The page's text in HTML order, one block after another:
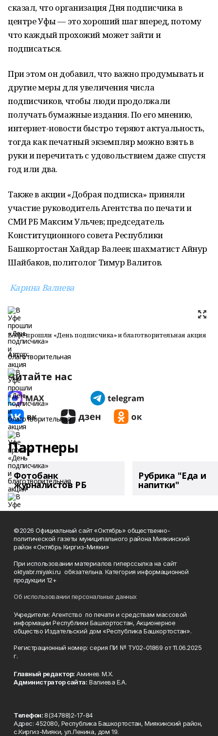
сказал, что организация Дня подписчика в
центре Уфы — это хороший шаг вперед, потому
что каждый прохожий может зайти и
подписаться.
При этом он добавил, что важно продумывать и
другие меры для увеличения числа
подписчиков, чтобы люди продолжали
получать бумажные издания. По его мнению,
интернет-новости быстро теряют актуальность,
тогда как печатный экземпляр можно взять в
руки и перечитать с удовольствием даже спустя
год или два.
Также в акции «Добрая подписка» приняли
участие руководитель Агентства по печати и
СМИ РБ Максим Ульчев; председатель
Конституционного совета Республики
Башкортостан Хайдар Валеев; шахматист Айнур
Шайбаков, политолог Тимур Валитов.
Карина Валиева
В Уфе прошли «День подписчика» и благотворительная акция
Автор:
Читайте нас
Партнеры
Фотобанк
журналистов РБ
Рубрика "Еда и
напитки"
©2026 Официальный сайт «Октябрь» общественно-
политической газеты муниципального района Миякинский
район «Октябрь Киргиз-Мияки»
При использовании материалов гиперссылка на сайт
oktyabr.miyaki.ru обязательна. Категория информационной
продукции 12+
Об использовании персональных данных
Учредители: Агентство по печати и средствам массовой
информации Республики Башкортостан, Акционерное
общество Издательский дом «Республика Башкортостан».
Регистрационный номер: серия ПИ № ТУ02-01869 от 11.06.2025
г.
Главный редактор: Аминев М.Х.
Администратор сайта: Валиева Е.А.
Телефон:8(34788)2-17-84
Адрес: 452080, Республика Башкортостан, Миякинский район,
с.Киргиз-Мияки, ул.Ленина, дом 19.